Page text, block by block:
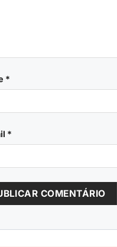
*
*